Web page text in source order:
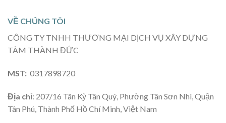
VỀ CHÚNG TÔI
CÔNG TY TNHH THƯƠNG MẠI DỊCH VỤ XÂY DỰNG
TÂM THÀNH ĐỨC
MST: 0317898720
Địa chỉ: 207/16 Tân Kỳ Tân Quý, Phường Tân Sơn Nhì, Quận
Tân Phú, Thành Phố Hồ Chí Minh, Việt Nam